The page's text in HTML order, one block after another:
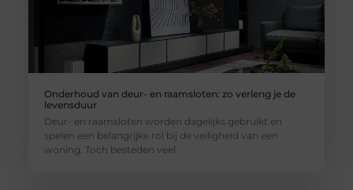
Onderhoud van deur- en raamsloten: zo verleng je de
levensduur
Deur- en raamsloten worden dagelijks gebruikt en
spelen een belangrijke rol bij de veiligheid van een
woning. Toch besteden veel